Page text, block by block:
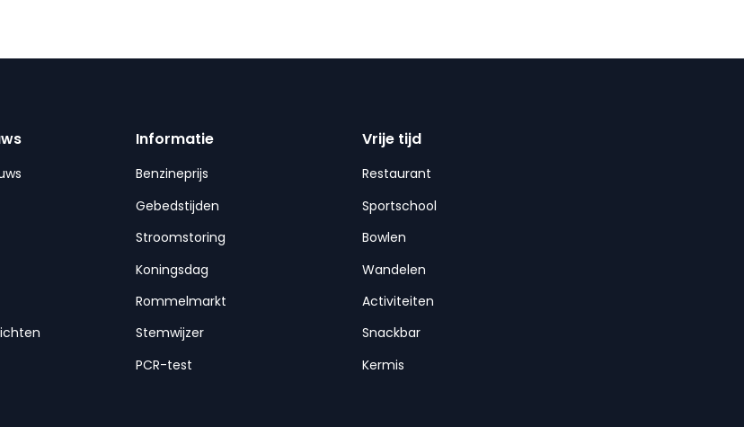
Informatie
Benzineprijs
Gebedstijden
Stroomstoring
Koningsdag
Rommelmarkt
Stemwijzer
PCR-test
Vrije tijd
Restaurant
Sportschool
Bowlen
Wandelen
Activiteiten
Snackbar
Kermis